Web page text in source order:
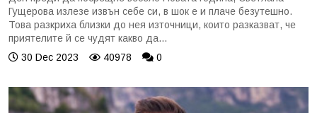
Гущерова излезе извън себе си, в шок е и плаче безутешно.
Това разкриха близки до нея източници, които разказват, че
приятелите й се чудят какво да...
30 Dec 2023
40978 0